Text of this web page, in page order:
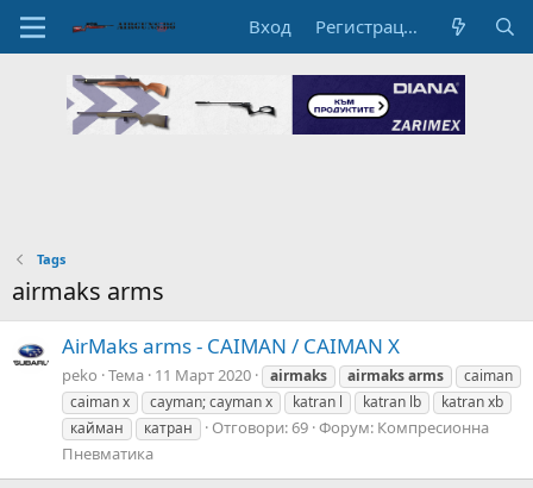
Вход Регистрация
Tags
airmaks arms
AirMaks arms - CAIMAN / CAIMAN X
peko Тема 11 Март 2020 airmaks airmaksarms
caiman
caiman x
cayman; cayman x katran l katran lb
katran xb
кайман
катран Отговори: 69 Форум: Компресионна
Пневматика